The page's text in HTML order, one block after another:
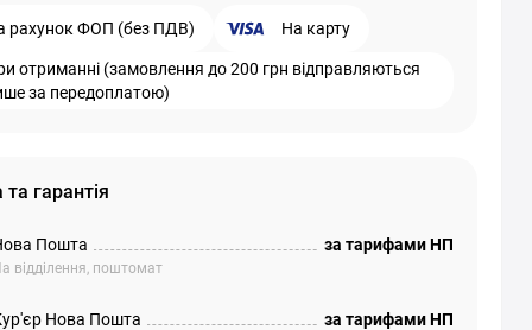
рахунок ФОП (без ПДВ) На карту
отриманні (замовлення до 200 грн відправляються
за передоплатою)
гарантія
Пошта
відділення, поштомат
за тарифами НП
Нова Пошта за тарифами НП